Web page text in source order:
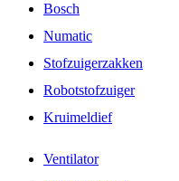
Bosch
Numatic
Stofzuigerzakken
Robotstofzuiger
Kruimeldief
Ventilator